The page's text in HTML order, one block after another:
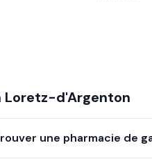
Loretz-d'Argenton
une pharmacie de